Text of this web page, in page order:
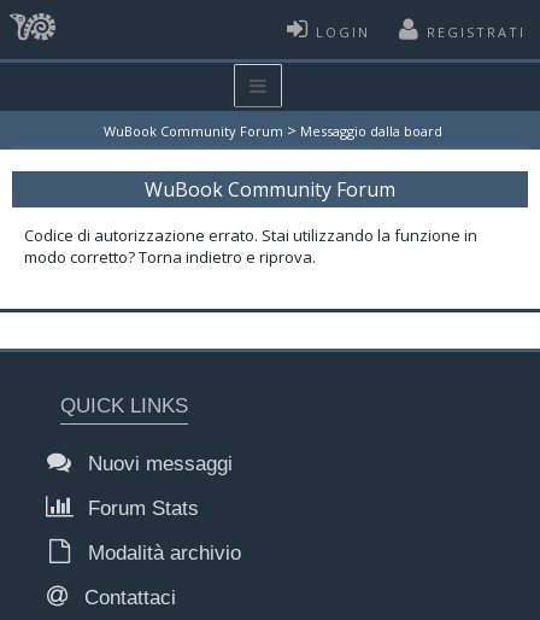
LOGIN REGISTRATI
WuBook Community Forum > Messaggio dalla board
WuBook Community Forum
Codice di autorizzazione errato. Stai utilizzando la funzione in
modo corretto? Torna indietro e riprova.
QUICK LINKS
Nuovi messaggi
Forum Stats
Modalità archivio
Contattaci